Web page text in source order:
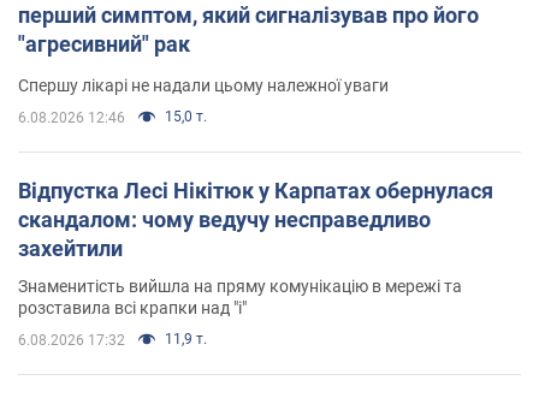
перший симптом, який сигналізував про його
"агресивний" рак
Спершу лікарі не надали цьому належної уваги
6.08.2026 12:46 15,0 т.
Відпустка Лесі Нікітюк у Карпатах обернулася
скандалом: чому ведучу несправедливо
захейтили
Знаменитість вийшла на пряму комунікацію в мережі та
розставила всі крапки над "і"
6.08.2026 17:32 11,9 т.